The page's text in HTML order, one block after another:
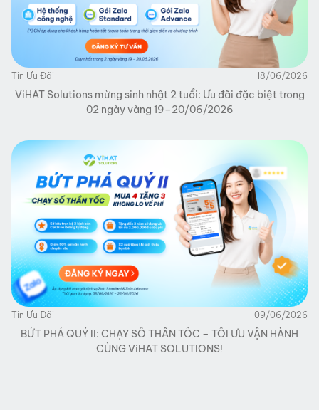
Tin Ưu Đãi 18/06/2026
ViHAT Solutions mừng sinh nhật 2 tuổi: Ưu đãi đặc biệt trong
02 ngày vàng 19–20/06/2026
Tin Ưu Đãi 09/06/2026
BỨT PHÁ QUÝ II: CHẠY SỐ THẦN TỐC – TỐI ƯU VẬN HÀNH
CÙNG ViHAT SOLUTIONS!